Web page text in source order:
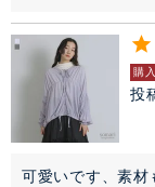
購
投
可愛いです、素材